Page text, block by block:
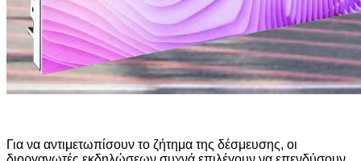
Για να αντιμετωπίσουν το ζήτημα της δέσμευσης, οι